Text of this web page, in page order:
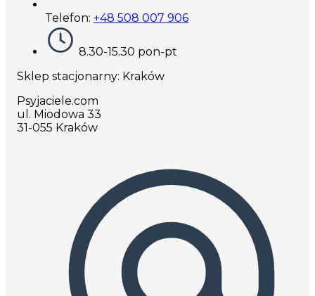
Telefon: +48 508 007 906
8.30-15.30 pon-pt
Sklep stacjonarny: Kraków
Psyjaciele.com
ul. Miodowa 33
31-055 Kraków